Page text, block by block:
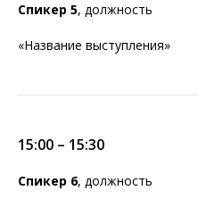
Спикер 5, должность
«Название выступления»
15:00 – 15:30
Спикер 6, должность